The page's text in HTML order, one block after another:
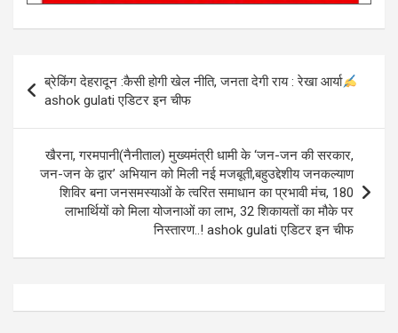
Post
navigation
ब्रेकिंग देहरादून :कैसी होगी खेल नीति, जनता देगी राय : रेखा आर्या
ashok gulati एडिटर इन चीफ
खैरना, गरमपानी(नैनीताल) मुख्यमंत्री धामी के ‘जन-जन की सरकार,
जन-जन के द्वार’ अभियान को मिली नई मजबूती,बहुउद्देशीय जनकल्याण
शिविर बना जनसमस्याओं के त्वरित समाधान का प्रभावी मंच, 180
लाभार्थियों को मिला योजनाओं का लाभ, 32 शिकायतों का मौके पर
निस्तारण..! ashok gulati एडिटर इन चीफ